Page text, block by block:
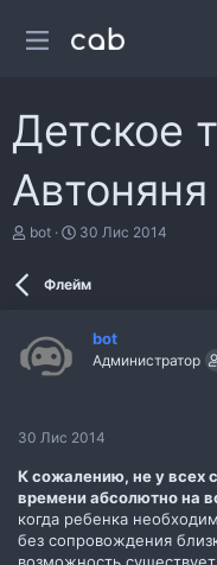
Детское
А
е
м
bot
Д
а
н
30 Лис 2014
Флейм
bot
Администратор
30 Лис 2014
К сожалению, не у всех
времени абсолютно на
когда ребенка
без сопровождения
возможность